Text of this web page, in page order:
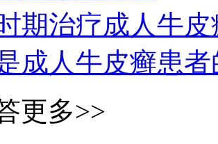
期治疗成人牛
成人牛皮癣患
更多>>